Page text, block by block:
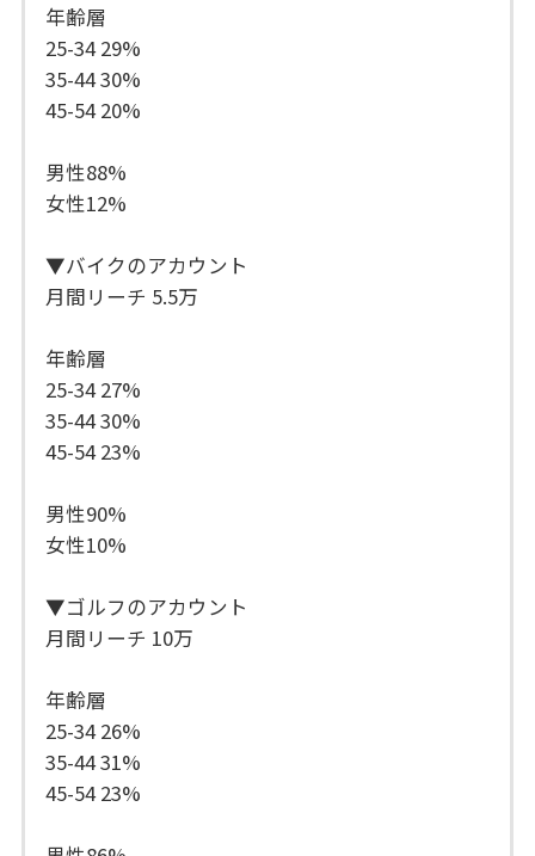
年齢層
25-34 29%
35-44 30%
45-54 20%
男性88%
女性12%
▼バイクのアカウント
月間リーチ 5.5万
年齢層
25-34 27%
35-44 30%
45-54 23%
男性90%
女性10%
▼ゴルフのアカウント
月間リーチ 10万
年齢層
25-34 26%
35-44 31%
45-54 23%